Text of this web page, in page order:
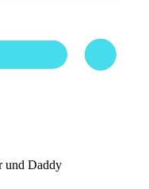
und Daddy